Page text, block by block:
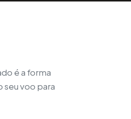
é a forma
seu voo para